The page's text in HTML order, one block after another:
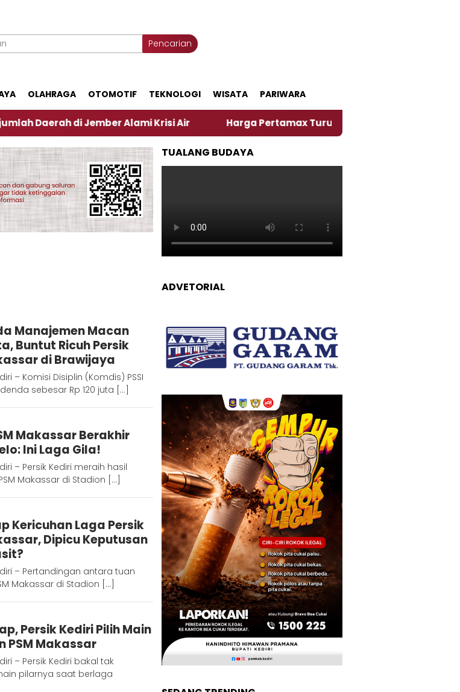
Pencarian
OLAHRAGA OTOMOTIF TEKNOLOGI WISATA PARIWARA
di Jember Alami Krisi Air Harga Pertamax Turun Per Hari Ini, Segini Harganya
Manajemen Macan
Buntut Ricuh Persik
di Brawijaya
– Komisi Disiplin (Komdis) PSSI
sebesar Rp 120 juta […]
Makassar Berakhir
Ini Laga Gila!
– Persik Kediri meraih hasil
Makassar di Stadion […]
Kericuhan Laga Persik
Dipicu Keputusan
– Pertandingan antara tuan
Makassar di Stadion […]
Persik Kediri Pilih Main
PSM Makassar
– Persik Kediri bakal tak
pilarnya saat berlaga
TUALANG BUDAYA
ADVETORIAL